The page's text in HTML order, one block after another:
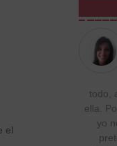
el
todo,
ella.
yo